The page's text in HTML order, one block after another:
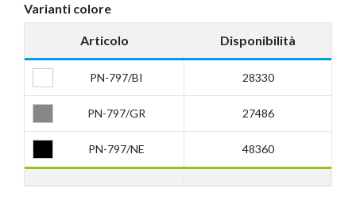
Varianti colore
Articolo Disponibilità
PN-797/BI 28330
PN-797/GR 27486
PN-797/NE 48360